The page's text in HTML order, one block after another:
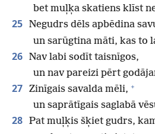
bet muļķa skatiens klīst
25 Negudrs dēls apbēdina
un sarūgtina māti, kas to
26 Nav labi sodīt taisnīgos,
un nav pareizi pērt
27 Zinīgais savalda mēli, +
un saprātīgais saglabā
28 Pat muļķis šķiet gudrs,